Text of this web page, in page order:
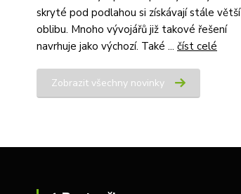
skryté pod podlahou si získávají stále větší
oblibu. Mnoho vývojářů již takové řešení
navrhuje jako výchozí. Také ... číst celé
Zobrazit všechny novinky